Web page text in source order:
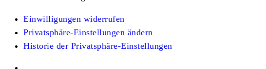
Einwilligungen widerrufen
Privatsphäre-Einstellungen ändern
Historie der Privatsphäre-Einstellungen